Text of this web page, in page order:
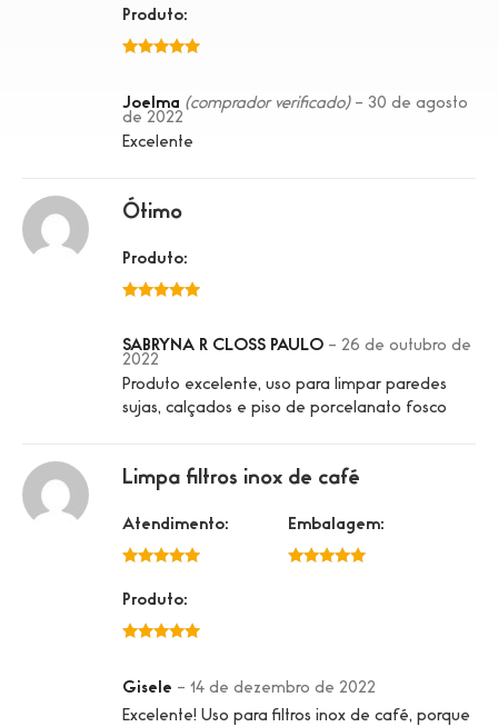
Produto:
Joelma (comprador verificado) – 30 de agosto
de 2022
Excelente
Ótimo
Produto:
SABRYNA R CLOSS PAULO – 26 de outubro de
2022
Produto excelente, uso para limpar paredes
sujas, calçados e piso de porcelanato fosco
Limpa filtros inox de café
Atendimento: Embalagem:
Produto:
Gisele – 14 de dezembro de 2022
Excelente! Uso para filtros inox de café, porque